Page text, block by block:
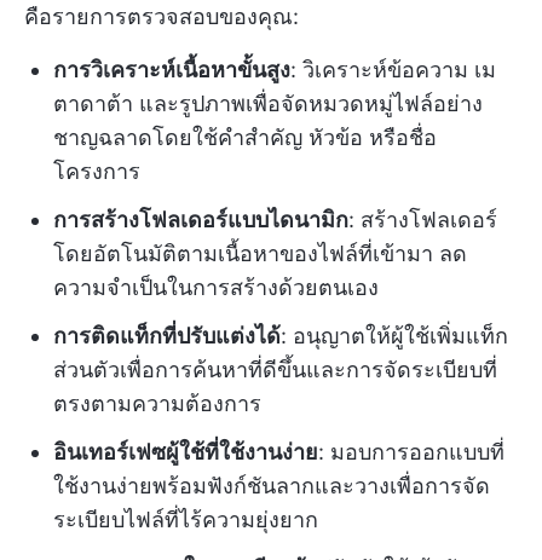
คือรายการตรวจสอบของคุณ:
การวิเคราะห์เนื้อหาขั้นสูง: วิเคราะห์ข้อความ เม
ตาดาต้า และรูปภาพเพื่อจัดหมวดหมู่ไฟล์อย่าง
ชาญฉลาดโดยใช้คำสำคัญ หัวข้อ หรือชื่อ
โครงการ
การสร้างโฟลเดอร์แบบไดนามิก: สร้างโฟลเดอร์
โดยอัตโนมัติตามเนื้อหาของไฟล์ที่เข้ามา ลด
ความจำเป็นในการสร้างด้วยตนเอง
การติดแท็กที่ปรับแต่งได้: อนุญาตให้ผู้ใช้เพิ่มแท็ก
ส่วนตัวเพื่อการค้นหาที่ดีขึ้นและการจัดระเบียบที่
ตรงตามความต้องการ
อินเทอร์เฟซผู้ใช้ที่ใช้งานง่าย: มอบการออกแบบที่
ใช้งานง่ายพร้อมฟังก์ชันลากและวางเพื่อการจัด
ระเบียบไฟล์ที่ไร้ความยุ่งยาก